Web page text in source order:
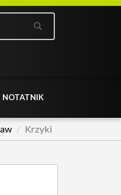
NOTATNIK
Krzyki